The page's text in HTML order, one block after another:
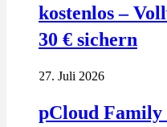
kostenlos –
30 € sichern
27. Juli 2026
pCloud Family